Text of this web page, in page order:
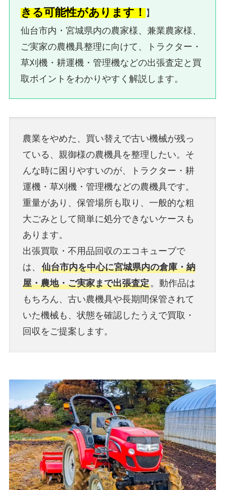
きる可能性があります！ 】
仙台市内・宮城県内の農家様、兼業農家様、
ご実家の農機具整理に向けて、トラクター・
草刈機・耕運機・管理機などの出張査定と買
取ポイントをわかりやすく解説します。
農業をやめた、買い替えで古い機械が残っ
ている、親御様の農機具を整理したい。そ
んな時に困りやすいのが、トラクター・耕
運機・草刈機・管理機などの農機具です。
重量があり、保管場所も取り、一般的な粗
大ごみとして簡単に処分できないケースも
あります。
出張買取・不用品回収のエコキューブで
は、 仙台市内を中心に宮城県内の倉庫・納
屋・農地・ご実家まで出張査定。動作品は
もちろん、古い農機具や長期間保管されて
いた機械も、状態を確認したうえで買取・
回収をご提案します。